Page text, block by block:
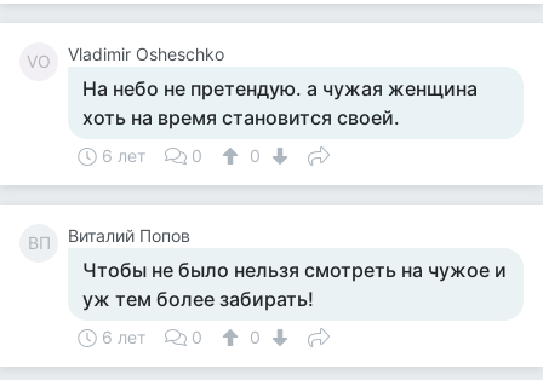
VO Vladimir Osheschko
На небо не претендую. а чужая женщина
хоть на время становится своей.
6 лет 0 0
ВП Виталий Попов
Чтобы не было нельзя смотреть на чужое и
уж тем более забирать!
6 лет 0 0